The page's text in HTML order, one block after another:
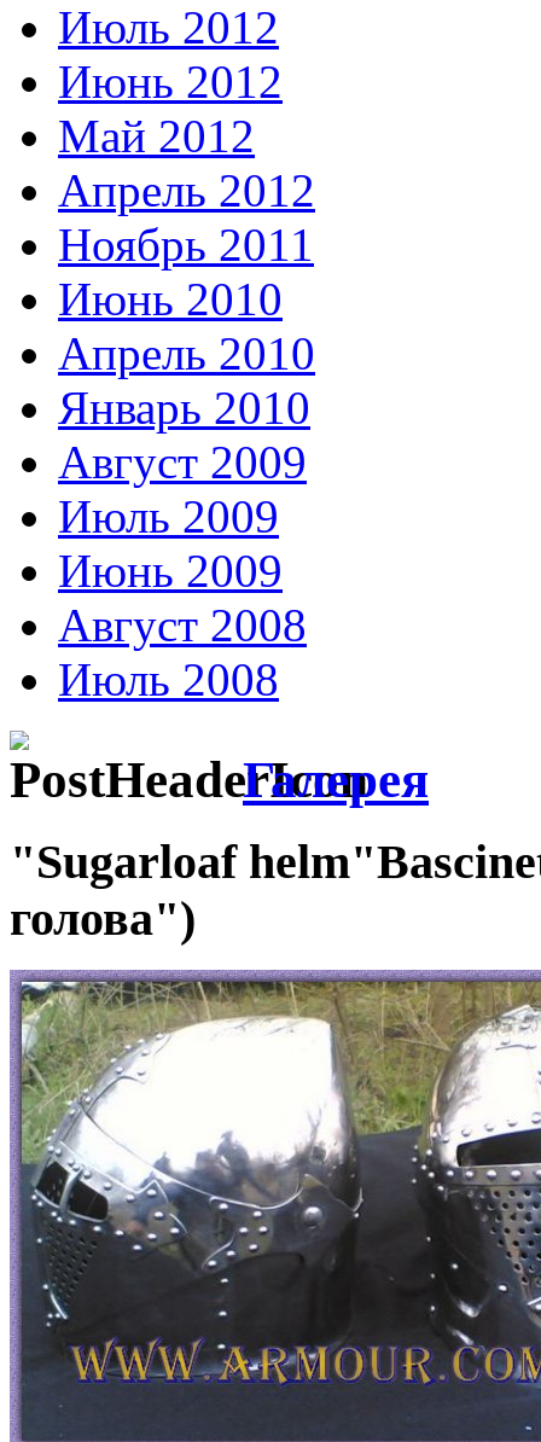
Июль 2012
Июнь 2012
Май 2012
Апрель 2012
Ноябрь 2011
Июнь 2010
Апрель 2010
Январь 2010
Август 2009
Июль 2009
Июнь 2009
Август 2008
Июль 2008
Галерея
"Sugarloaf
голова")